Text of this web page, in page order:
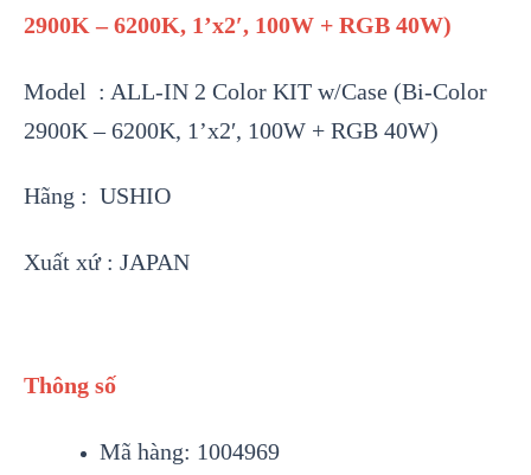
2900K – 6200K, 1’x2′, 100W + RGB 40W)
Model : ALL-IN 2 Color KIT w/Case (Bi-Color
2900K – 6200K, 1’x2′, 100W + RGB 40W)
Hãng : USHIO
Xuất xứ : JAPAN
Thông số
Mã hàng: 1004969